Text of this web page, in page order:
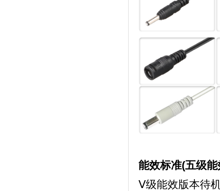
能效标准(五级
Ⅴ级能效版本待